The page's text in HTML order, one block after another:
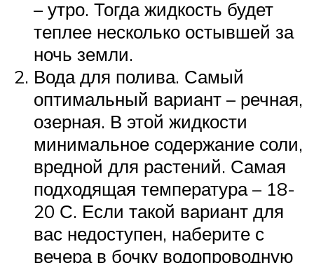
– утро. Тогда жидкость будет
теплее несколько остывшей за
ночь земли.
Вода для полива. Самый
оптимальный вариант – речная,
озерная. В этой жидкости
минимальное содержание соли,
вредной для растений. Самая
подходящая температура – 18-
20 С. Если такой вариант для
вас недоступен, наберите с
вечера в бочку водопроводную